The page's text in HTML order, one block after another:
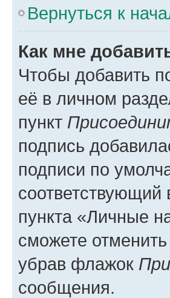
Вернуться к
Как мне
Чтобы добавить
её в личном
пункт
подпись
подписи по
пункта «Личные
сможете
убрав флажок
сообщения.